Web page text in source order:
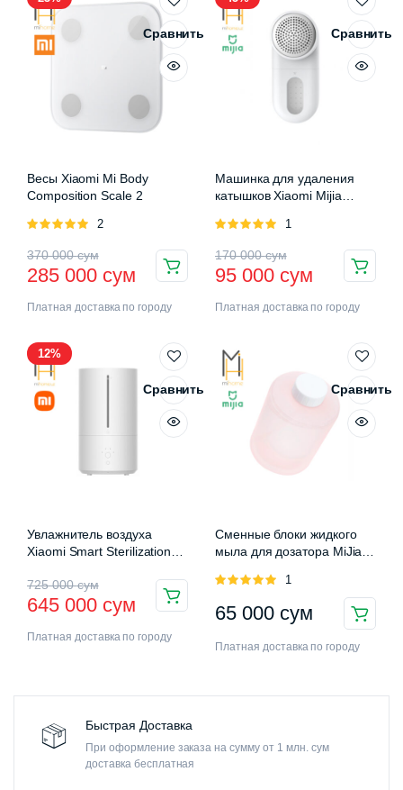
Быстрая Доставка
При оформление заказа на сумму от 1 млн. сум
доставка бесплатная
Сравнить
Весы Xiaomi Mi Body
Composition Scale 2
Оценка
2
370 000сум
285 000 сум
Платная доставка по городу
Сравнить
Машинка для удаления
катышков Xiaomi Mijia
Оценка
1
170 000сум
95 000 сум
Платная доставка по городу
12%
Сравнить
Увлажнитель воздуха
Xiaomi Smart Sterilization
725 000сум
645 000 сум
Платная доставка по городу
Сравнить
Сменные блоки жидкого
мыла для дозатора MiJia
Dispenser
Оценка
1
65 000 сум
Платная доставка по городу